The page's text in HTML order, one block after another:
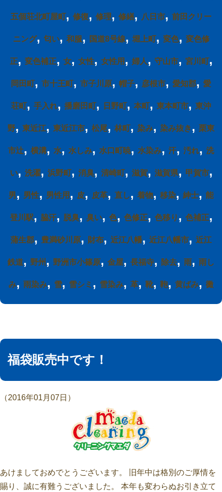
五個荘北町屋町, 修復, 修理, 修繕, 八日市, 前田クリー
ニング, 匂い, 和服, 国道8号線, 堀上町, 変色, 変色修
正, 変色補正, 女, 女性, 女性用 , 婦人, 守山市, 宮川町,
岡田町, 市十王町, 市子川原, 帽子, 彦根市, 愛知郡, 愛
荘町, 手入れ, 播磨田町, 日野町, 本町, 東本町市, 東沖
野, 東近江, 東近江市, 松尾, 林町, 染み, 染み抜き, 栗東
市辻, 横溝, 水, 水しみ, 水口町暁, 水染み, 汗, 汚れ, 洗
い, 洗濯, 浜野町, 消臭, 清崎町, 滋賀, 滋賀県, 甲賀市,
男, 男性, 男性用 , 皮, 皮革, 直し, 着物, 移染, 紳士, 能
登川駅, 脇汗, 脱臭, 臭い, 色, 色修正, 色移り , 色補正,
蒲生郡, 豊満砂川原, 財布, 近江八幡, 近江八幡市, 近江
鉄道, 野州 , 野洲市小篠原, 金屋, 長福寺, 除去, 雨, 雨し
み, 雨染み, 雪, 雪シミ , 雪染み, 革, 靴, 鞄, 黄ばみ, 黴
福袋販売中です！
（2016年01月07日）
あけましておめでとうございます。 旧年中は格別のご厚情を
賜り、誠に有難うございました。 本年も変わらぬお引き立て